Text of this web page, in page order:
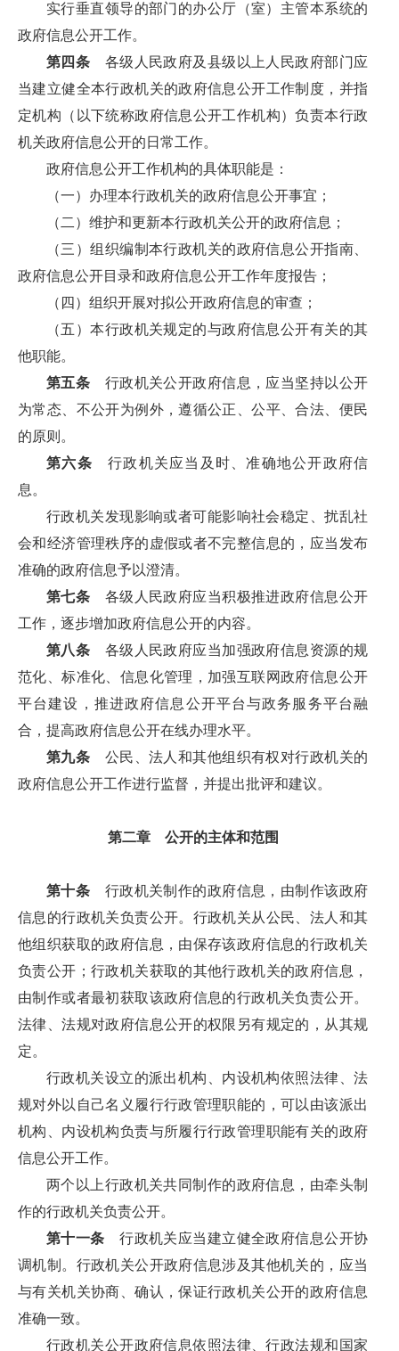
实行垂直领导的部门的办公厅（室）主管本系统的
政府信息公开工作。
第四条 各级人民政府及县级以上人民政府部门应
当建立健全本行政机关的政府信息公开工作制度，并指
定机构（以下统称政府信息公开工作机构）负责本行政
机关政府信息公开的日常工作。
政府信息公开工作机构的具体职能是：
（一）办理本行政机关的政府信息公开事宜；
（二）维护和更新本行政机关公开的政府信息；
（三）组织编制本行政机关的政府信息公开指南、
政府信息公开目录和政府信息公开工作年度报告；
（四）组织开展对拟公开政府信息的审查；
（五）本行政机关规定的与政府信息公开有关的其
他职能。
第五条 行政机关公开政府信息，应当坚持以公开
为常态、不公开为例外，遵循公正、公平、合法、便民
的原则。
第六条 行政机关应当及时、准确地公开政府信
息。
行政机关发现影响或者可能影响社会稳定、扰乱社
会和经济管理秩序的虚假或者不完整信息的，应当发布
准确的政府信息予以澄清。
第七条 各级人民政府应当积极推进政府信息公开
工作，逐步增加政府信息公开的内容。
第八条 各级人民政府应当加强政府信息资源的规
范化、标准化、信息化管理，加强互联网政府信息公开
平台建设，推进政府信息公开平台与政务服务平台融
合，提高政府信息公开在线办理水平。
第九条 公民、法人和其他组织有权对行政机关的
政府信息公开工作进行监督，并提出批评和建议。
第二章 公开的主体和范围
第十条 行政机关制作的政府信息，由制作该政府
信息的行政机关负责公开。行政机关从公民、法人和其
他组织获取的政府信息，由保存该政府信息的行政机关
负责公开；行政机关获取的其他行政机关的政府信息，
由制作或者最初获取该政府信息的行政机关负责公开。
法律、法规对政府信息公开的权限另有规定的，从其规
定。
行政机关设立的派出机构、内设机构依照法律、法
规对外以自己名义履行行政管理职能的，可以由该派出
机构、内设机构负责与所履行行政管理职能有关的政府
信息公开工作。
两个以上行政机关共同制作的政府信息，由牵头制
作的行政机关负责公开。
第十一条 行政机关应当建立健全政府信息公开协
调机制。行政机关公开政府信息涉及其他机关的，应当
与有关机关协商、确认，保证行政机关公开的政府信息
准确一致。
行政机关公开政府信息依照法律、行政法规和国家